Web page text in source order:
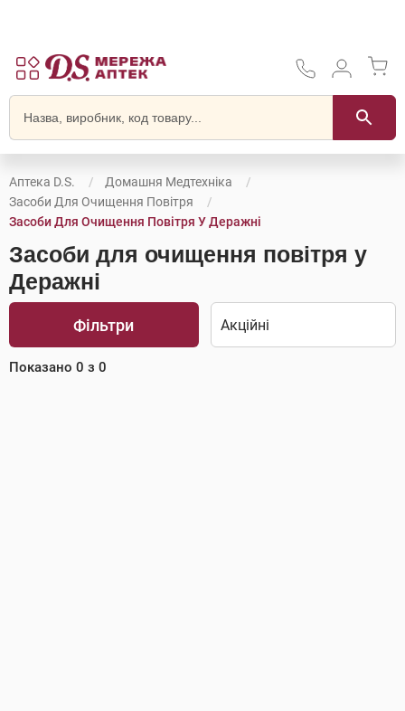
Аптека D.S.
Домашня Медтехніка
Засоби Для Очищення Повітря
Засоби Для Очищення Повітря У Деражні
Засоби для очищення повітря у
Деражні
Фільтри
Показано 0 з 0